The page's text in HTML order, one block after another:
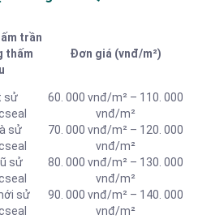
trần
thấm
Đơn giá (vnđ/m²)
sử
60. 000 vnđ/m² – 110. 000
vnđ/m²
sử
70. 000 vnđ/m² – 120. 000
vnđ/m²
sử
80. 000 vnđ/m² – 130. 000
vnđ/m²
sử
90. 000 vnđ/m² – 140. 000
vnđ/m²